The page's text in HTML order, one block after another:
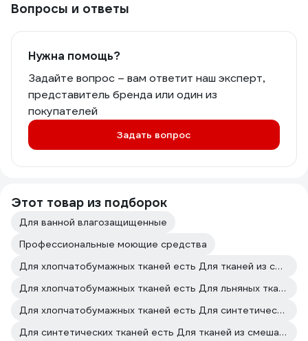
Вопросы и ответы
Нужна помощь?
Задайте вопрос – вам ответит наш эксперт,
представитель бренда или один из
покупателей
Задать вопрос
Этот товар из подборок
Для ванной влагозащищенные
Профессиональные моющие средства
Для хлопчатобумажных тканей есть Для тканей из смешанных волокон есть
Для хлопчатобумажных тканей есть Для льняных тканей есть
Для хлопчатобумажных тканей есть Для синтетических тканей есть
Для синтетических тканей есть Для тканей из смешанных волокон есть